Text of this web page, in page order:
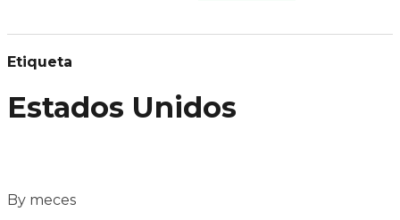
Etiqueta
Estados Unidos
By meces